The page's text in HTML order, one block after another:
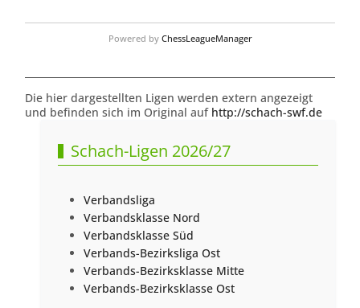
Powered by ChessLeagueManager
Die hier dargestellten Ligen werden extern angezeigt
und befinden sich im Original auf http://schach-swf.de
Schach-Ligen 2026/27
Verbandsliga
Verbandsklasse Nord
Verbandsklasse Süd
Verbands-Bezirksliga Ost
Verbands-Bezirksklasse Mitte
Verbands-Bezirksklasse Ost